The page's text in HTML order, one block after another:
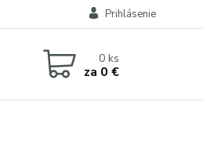
Prihlásenie
0ks
za 0 €